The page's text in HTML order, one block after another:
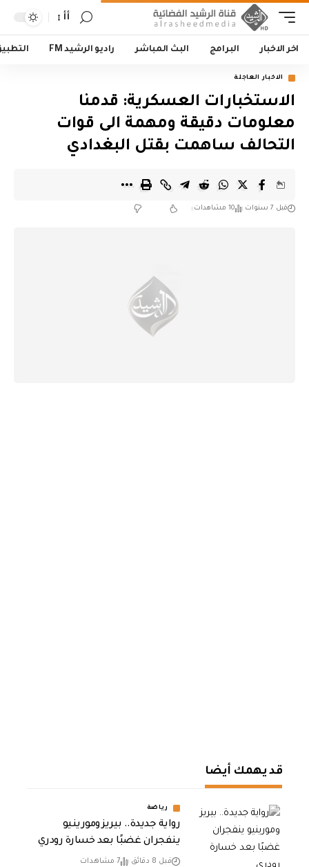
أأ
اخر الاخبار البرامج البث المباشر راديو الرشيد FM
الاخبار العاجلة
الاستخبارات العسكرية: قدمنا
معلومات دقيقة ومهمة الى قوات
التحالف ساهمت بقتل البغدادي
قبل 7 سنوات 10 مشاهدات
قد يهمك أيضا
رياضة
رواية جديدة.. بيريز ومورينيو
ينفجران غضبًا بعد خسارة رودري
قبل 8 دقائق 7 مشاهدات